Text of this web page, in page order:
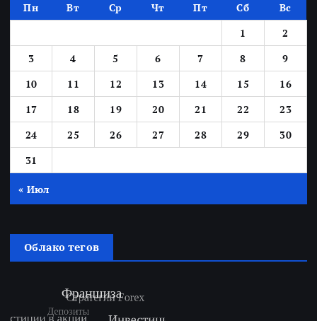
Пн Вт Ср Чт Пт Сб
Вс
1
2
3
4 5 6 7 8
9
10
11 12 13 14 15
16
17
18 19 20 21 22
23
24
25 26 27 28 29
30
31
« Июл
Облако тегов